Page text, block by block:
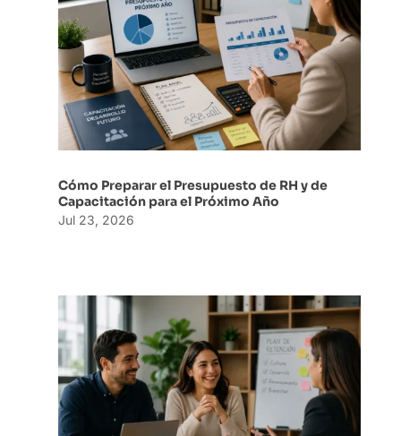
Cómo Preparar el Presupuesto de RH y de
Capacitación para el Próximo Año
Jul 23, 2026